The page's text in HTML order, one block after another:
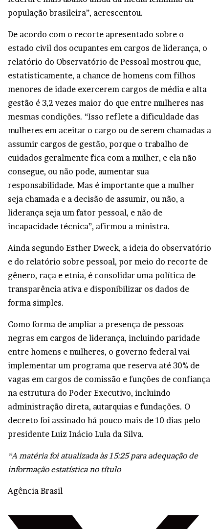
população brasileira”, acrescentou.
De acordo com o recorte apresentado sobre o
estado civil dos ocupantes em cargos de liderança, o
relatório do Observatório de Pessoal mostrou que,
estatisticamente, a chance de homens com filhos
menores de idade exercerem cargos de média e alta
gestão é 3,2 vezes maior do que entre mulheres nas
mesmas condições. “Isso reflete a dificuldade das
mulheres em aceitar o cargo ou de serem chamadas a
assumir cargos de gestão, porque o trabalho de
cuidados geralmente fica com a mulher, e ela não
consegue, ou não pode, aumentar sua
responsabilidade. Mas é importante que a mulher
seja chamada e a decisão de assumir, ou não, a
liderança seja um fator pessoal, e não de
incapacidade técnica”, afirmou a ministra.
Ainda segundo Esther Dweck, a ideia do observatório
e do relatório sobre pessoal, por meio do recorte de
gênero, raça e etnia, é consolidar uma política de
transparência ativa e disponibilizar os dados de
forma simples.
Como forma de ampliar a presença de pessoas
negras em cargos de liderança, incluindo paridade
entre homens e mulheres, o governo federal vai
implementar um programa que reserva até 30% de
vagas em cargos de comissão e funções de confiança
na estrutura do Poder Executivo, incluindo
administração direta, autarquias e fundações. O
decreto foi assinado há pouco mais de 10 dias pelo
presidente Luiz Inácio Lula da Silva.
*A matéria foi atualizada às 15:25 para adequação de
informação estatística no título
Agência Brasil